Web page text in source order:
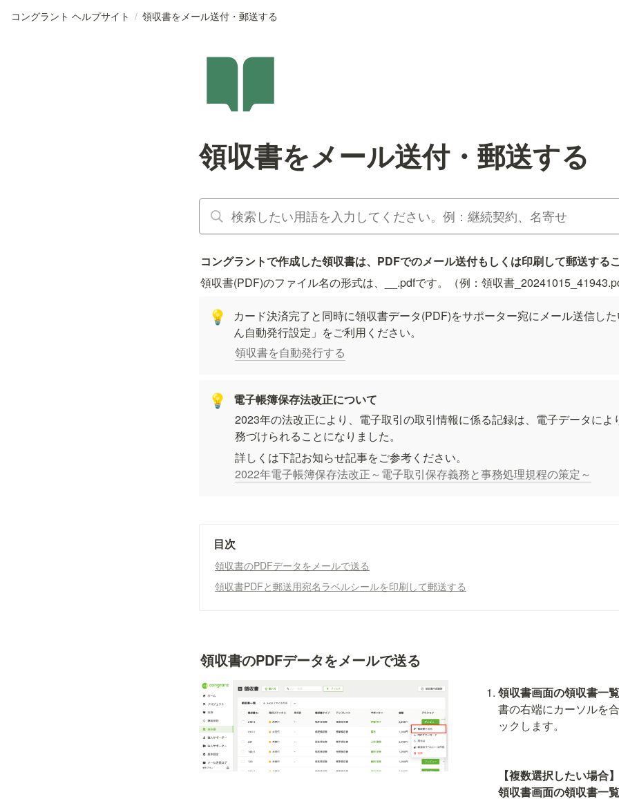
コングラント ヘルプサイト / 領収書をメール送付・郵送する
領収書をメール送付・郵送する
コングラントで作成した領収書は、PDFでのメール送付もしくは印刷して郵送する
領収書(PDF)のファイル名の形式は、
.pdfです。（例：領収書
💡
カード決済完了と同時に領収書データ(PDF)をサポーター宛にメール送信し
ん自動発行設定」をご利用ください。
領収書を自動発行する
💡
電子帳簿保存法改正について
2023年の法改正により、電子取引の取引情報に係る記録は、電子データによ
務づけられることになりました。
2022年電子帳簿保存法改正～電子取引保存義務と事務処理規程の策定～
目次
領収書のPDFデータをメールで送る
領収書PDFと郵送用宛名ラベルシールを印刷して郵送する
領収書のPDFデータをメールで送る
領収書画面の領収書一覧
書の右端にカーソルを
ックします。
【複数選択したい場合】
領収書画面の領収書一覧